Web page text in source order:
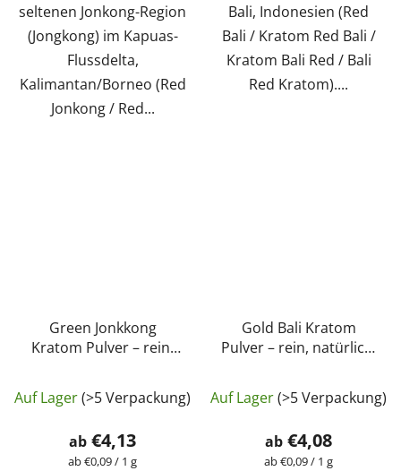
seltenen Jonkong-Region
(Jongkong) im Kapuas-
Flussdelta,
Kalimantan/Borneo (Red
Jonkong / Red...
Bali, Indonesien (Red
Bali / Kratom Red Bali /
Kratom Bali Red / Bali
Red Kratom)....
Green Jonkkong
Kratom Pulver – rein,
durchschnittliche
Produktbewertung
ist
Auf Lager(>5 Verpackung)
ab €4,13
Verkaufspreis:
ab €0,09 / 1 g
Gold Bali Kratom
Pulver – rein, natürlich,
ist
Auf Lager(>5 Verpackung)
ab €4,08
Verkaufspreis:
ab €0,09 / 1 g